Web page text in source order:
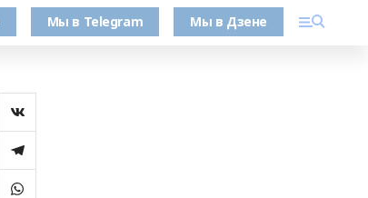
Мы в Telegram Мы в Дзене